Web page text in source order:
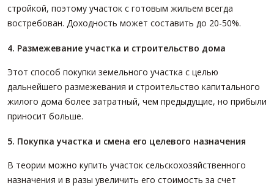
стройкой, поэтому участок с готовым жильем всегда
востребован. Доходность может составить до 20-50%.
4. Размежевание участка и строительство дома
Этот способ покупки земельного участка с целью
дальнейшего размежевания и строительство капитального
жилого дома более затратный, чем предыдущие, но прибыли
приносит больше.
5. Покупка участка и смена его целевого назначения
В теории можно купить участок сельскохозяйственного
назначения и в разы увеличить его стоимость за счет